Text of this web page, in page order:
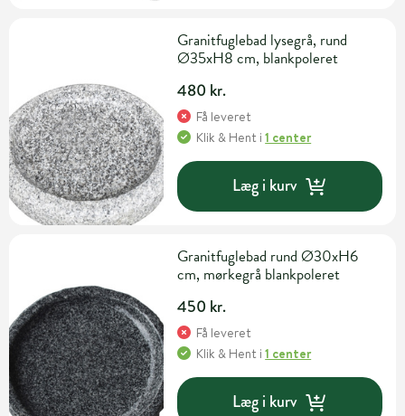
Granitfuglebad lysegrå, rund
Ø35xH8 cm, blankpoleret
480 kr.
Få leveret
Klik & Hent i1 center
Læg i kurv
Granitfuglebad rund Ø30xH6
cm, mørkegrå blankpoleret
450 kr.
Få leveret
Klik & Hent i1 center
Læg i kurv